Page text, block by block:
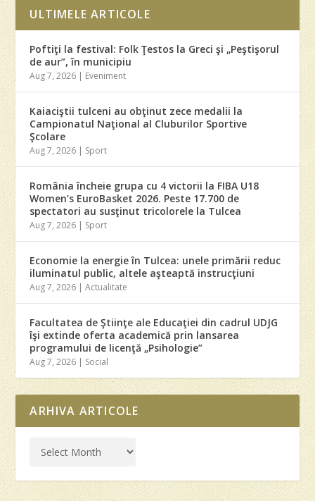
ULTIMELE ARTICOLE
Poftiţi la festival: Folk Ţestos la Greci şi „Peştişorul
de aur”, în municipiu
Aug 7, 2026 | Eveniment
Kaiaciştii tulceni au obţinut zece medalii la
Campionatul Naţional al Cluburilor Sportive
Şcolare
Aug 7, 2026 | Sport
România încheie grupa cu 4 victorii la FIBA U18
Women’s EuroBasket 2026. Peste 17.700 de
spectatori au susţinut tricolorele la Tulcea
Aug 7, 2026 | Sport
Economie la energie în Tulcea: unele primării reduc
iluminatul public, altele aşteaptă instrucţiuni
Aug 7, 2026 |Actualitate
Facultatea de Ştiinţe ale Educaţiei din cadrul UDJG
îşi extinde oferta academică prin lansarea
programului de licenţă „Psihologie”
Aug 7, 2026 | Social
ARHIVA ARTICOLE